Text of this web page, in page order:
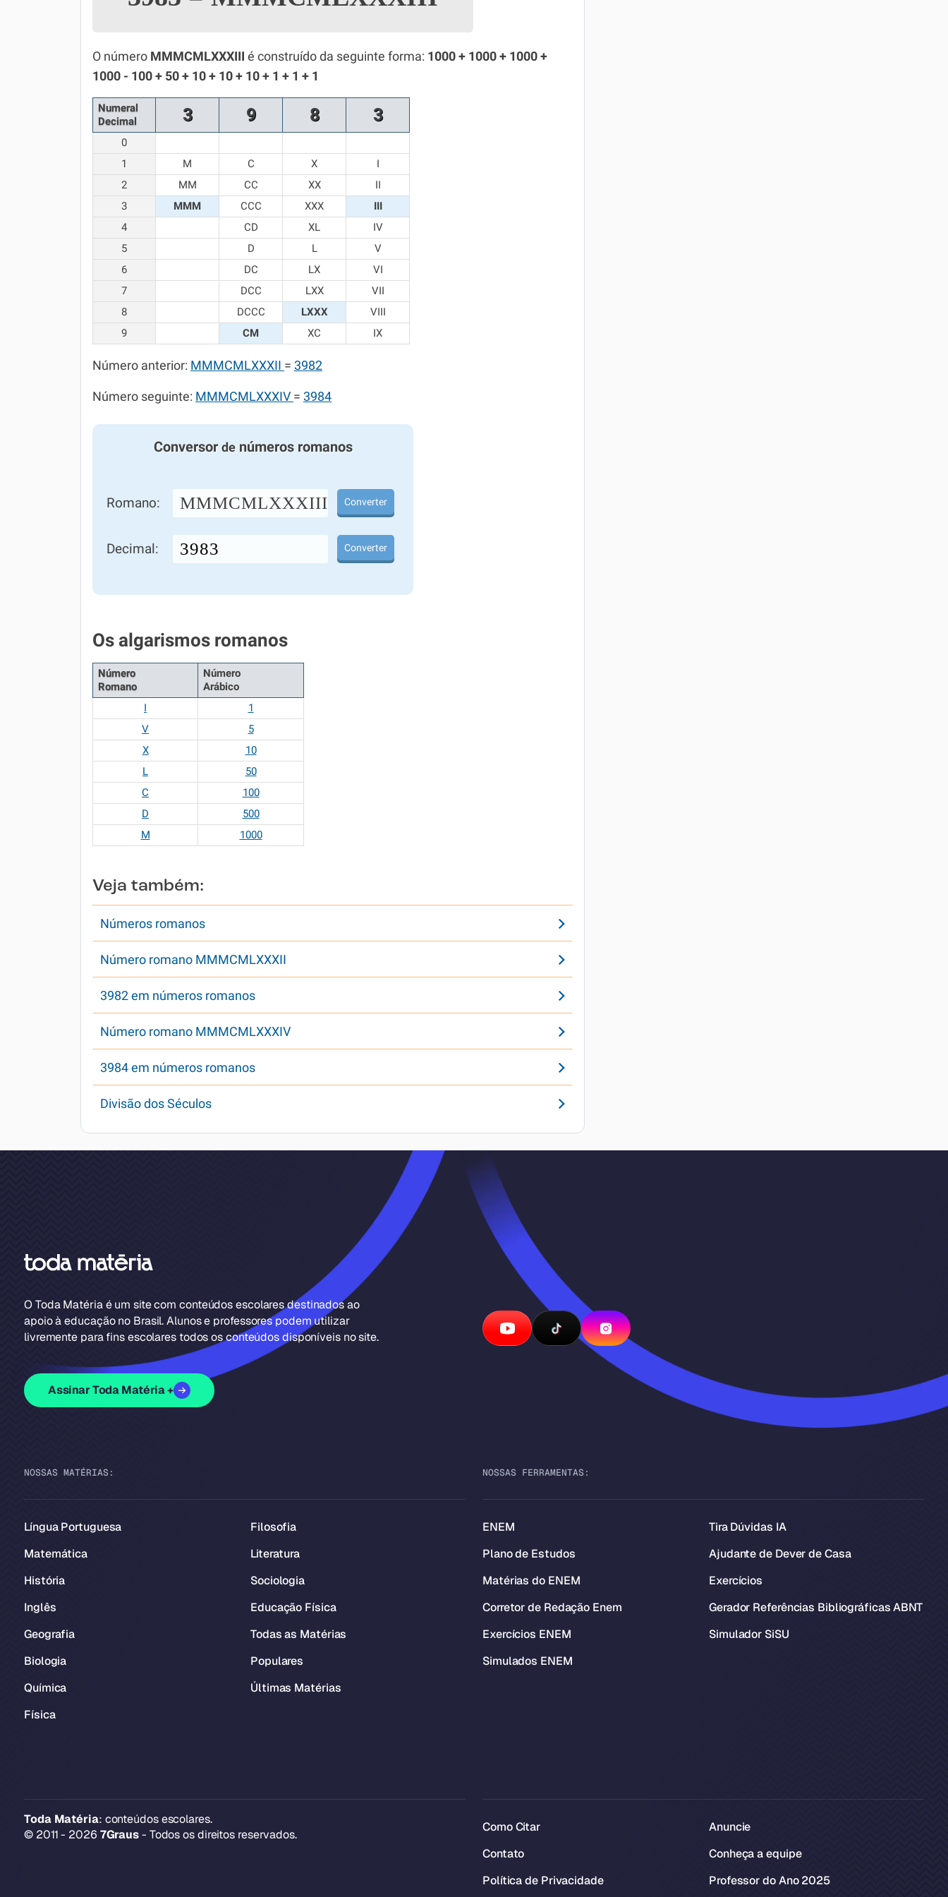
Química
Todos os Exercícios
O número MMMCMLXXXIII é construído da seguinte forma: 1000 + 1000 + 1000 +
1000 - 100 + 50 + 10 + 10 + 10 + 1 + 1 + 1
Numeral
Decimal
3 9 8 3
0
1
M C X
I
2
MM CC XX
II
3
MMM CCC XXX
III
4
CD XL
IV
5
D L
V
6
DC LX
VI
7
DCC LXX
VII
8
DCCC LXXX
VIII
9
CM XC IX
Número anterior: MMMCMLXXXII = 3982
Número seguinte: MMMCMLXXXIV = 3984
Conversor denúmeros romanos
Romano: MMMCMLXXXIII Converter
Decimal: Converter
Os algarismos romanos
Número
Romano
Número
Arábico
I
1
V
5
X
10
L
50
C
100
D
500
M
1000
Veja também:
Números romanos
Número romano MMMCMLXXXII
3982 em números romanos
Número romano MMMCMLXXXIV
3984 em números romanos
Divisão dos Séculos
O Toda Matéria é um site com conteúdos escolares destinados ao
apoio à educação no Brasil. Alunos e professores podem utilizar
livremente para fins escolares todos os conteúdos disponíveis no site.
Assinar Toda Matéria +
NOSSAS MATÉRIAS:
Língua Portuguesa
Matemática
História
Inglês
Geografia
Biologia
Química
Física
Filosofia
Literatura
Sociologia
Educação Física
Todas as Matérias
Populares
Últimas Matérias
NOSSAS FERRAMENTAS:
ENEM
Plano de Estudos
Matérias do ENEM
Corretor de Redação Enem
Exercícios ENEM
Simulados ENEM
Tira Dúvidas IA
Ajudante de Dever de Casa
Exercícios
Gerador Referências Bibliográficas ABNT
Simulador SiSU
Toda Matéria: conteúdos escolares.
© 2011 - 2026 7Graus- Todos os direitos reservados.
Como Citar
Contato
Política de Privacidade
Anuncie
Conheça a equipe
Professor do Ano 2025